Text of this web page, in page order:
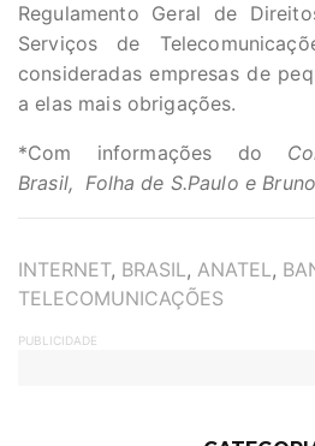
Regulamento Geral de
Serviços de
consideradas empresas de
a elas mais obrigações.
*Com informações do
Brasil, Folha de S.Paulo e
TAGS
INTERNET, BRASIL, ANATEL,
TELECOMUNICAÇÕES
PUBLICIDADE